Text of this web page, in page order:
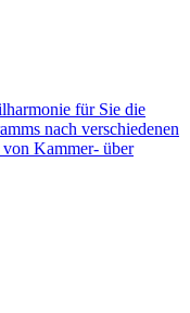
für Sie die
nach verschiedenen
von Kammer- über